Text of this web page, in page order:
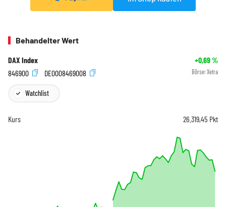
Behandelter Wert
DAX Index +0,69%
846900
DE0008469008 Börse: Xetra
Watchlist
Kurs 26.319,45 Pkt